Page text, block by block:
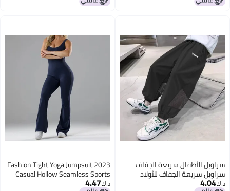
رقيقة
Fashion Tight Yoga Jumpsuit 2023
Casual Hollow Seamless Sports
Slim Slimming Jumpsuit
د.ك‏ 4.47